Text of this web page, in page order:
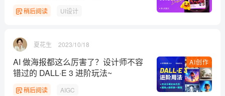
稍后阅读 UI设计
夏花生 2023/10/18
AI创作
AI 做海报都这么厉害了？设计师不容
错过的 DALL·E 3 进阶玩法~
稍后阅读 AIGC